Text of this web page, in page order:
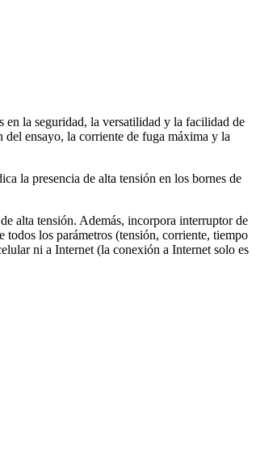
la seguridad, la versatilidad y la facilidad de
ensayo, la corriente de fuga máxima y la
la presencia de alta tensión en los bornes de
alta tensión. Además, incorpora interruptor de
los parámetros (tensión, corriente, tiempo
ni a Internet (la conexión a Internet solo es